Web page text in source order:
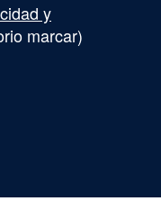
y
marcar)